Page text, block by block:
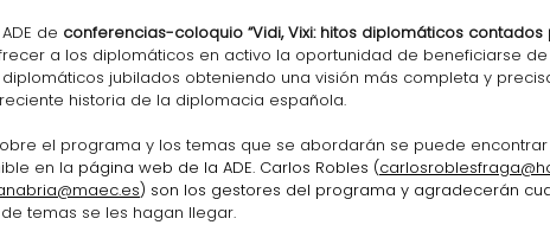
de conferencias-coloquio “Vidi, Vixi: hitos diplomáticos contados
a los diplomáticos en activo la oportunidad de beneficiarse
jubilados obteniendo una visión más completa y
historia de la diplomacia española.
el programa y los temas que se abordarán se puede
en la página web de la ADE. Carlos Robles (
) son los gestores del programa y agradecerán
temas se les hagan llegar.